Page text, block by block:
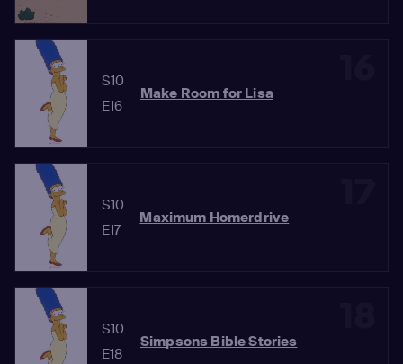
S10
E16
Make Room for Lisa
S10
E17
Maximum Homerdrive
S10
E18
Simpsons Bible Stories